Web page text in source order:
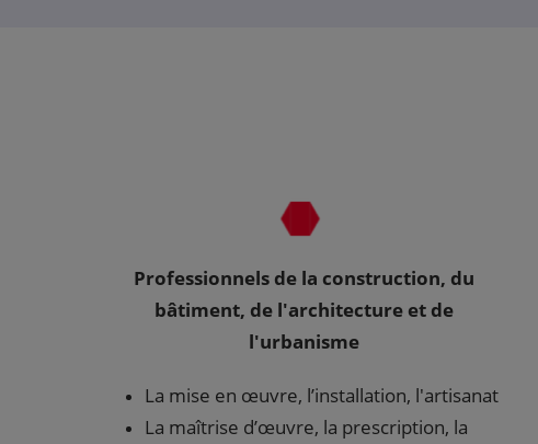
Professionnels de la construction, du
bâtiment, de l'architecture et de
l'urbanisme
La mise en œuvre, l’installation, l'artisanat
La maîtrise d’œuvre, la prescription, la